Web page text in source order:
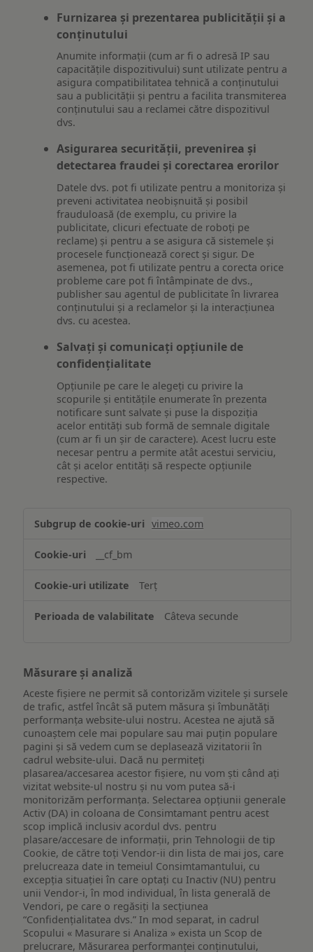
Furnizarea și prezentarea publicității și a
conținutului
Anumite informații (cum ar fi o adresă IP sau
capacitățile dispozitivului) sunt utilizate pentru a
asigura compatibilitatea tehnică a conținutului
sau a publicității și pentru a facilita transmiterea
conținutului sau a reclamei către dispozitivul
dvs.
Asigurarea securității, prevenirea și
detectarea fraudei și corectarea erorilor
Datele dvs. pot fi utilizate pentru a monitoriza și
preveni activitatea neobișnuită și posibil
frauduloasă (de exemplu, cu privire la
publicitate, clicuri efectuate de roboți pe
reclame) și pentru a se asigura că sistemele și
procesele funcționează corect și sigur. De
asemenea, pot fi utilizate pentru a corecta orice
probleme care pot fi întâmpinate de dvs.,
publisher sau agentul de publicitate în livrarea
conținutului și a reclamelor și la interacțiunea
dvs. cu acestea.
Salvați și comunicați opțiunile de
confidențialitate
Opțiunile pe care le alegeți cu privire la
scopurile și entitățile enumerate în prezenta
notificare sunt salvate și puse la dispoziția
acelor entități sub formă de semnale digitale
(cum ar fi un șir de caractere). Acest lucru este
necesar pentru a permite atât acestui serviciu,
cât și acelor entități să respecte opțiunile
respective.
funcționalităților
ului
vimeo.com
__cf_bm
Terț
Câteva secunde
Măsurare și analiză
Aceste fișiere ne permit să contorizăm vizitele și sursele
de trafic, astfel încât să putem măsura și îmbunătăți
performanța website-ului nostru. Acestea ne ajută să
cunoaștem cele mai populare sau mai puțin populare
pagini și să vedem cum se deplasează vizitatorii în
cadrul website-ului. Dacă nu permiteți
plasarea/accesarea acestor fișiere, nu vom ști când ați
vizitat website-ul nostru și nu vom putea să-i
monitorizăm performanța. Selectarea opțiunii generale
Activ (DA) in coloana de Consimtamant pentru acest
scop implică inclusiv acordul dvs. pentru
plasare/accesare de informații, prin Tehnologii de tip
Cookie, de către toți Vendor-ii din lista de mai jos, care
prelucreaza date in temeiul Consimtamantului, cu
excepția situației în care optați cu Inactiv (NU) pentru
unii Vendor-i, în mod individual, în lista generală de
Vendori, pe care o regăsiți la secțiunea
“Confidențialitatea dvs.” In mod separat, in cadrul
Scopului « Masurare si Analiza » exista un Scop de
prelucrare, Măsurarea performanței conținutului,